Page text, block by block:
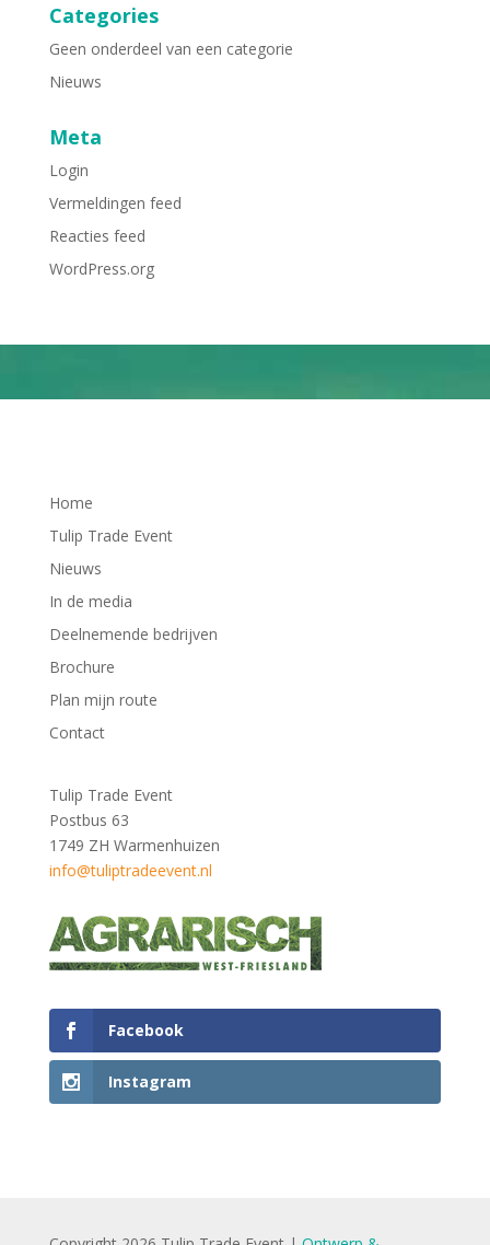
Categories
Geen onderdeel van een categorie
Nieuws
Meta
Login
Vermeldingen feed
Reacties feed
WordPress.org
Home
Tulip Trade Event
Nieuws
In de media
Deelnemende bedrijven
Brochure
Plan mijn route
Contact
Tulip Trade Event
Postbus 63
1749 ZH Warmenhuizen
info@tuliptradeevent.nl
Facebook
Instagram